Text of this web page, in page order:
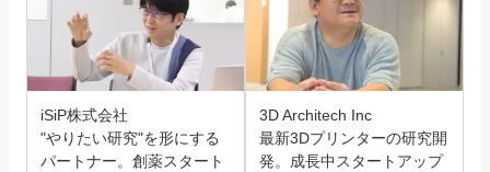
iSiP株式会社
"やりたい研究"を形にする
パートナー。創薬スタート
3D Architech Inc
最新3Dプリンターの研究開
発。成長中スタートアップ